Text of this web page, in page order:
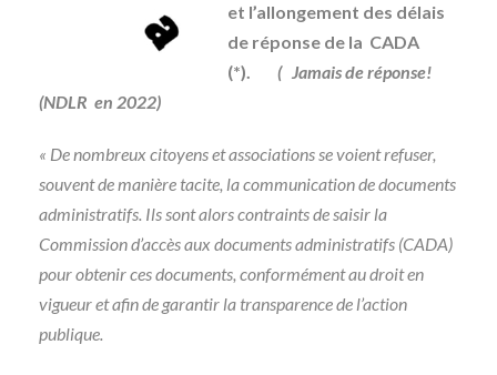
et l’allongement des délais
de réponse de la CADA
(*). ( Jamais de réponse!
(NDLR en 2022)
« De nombreux citoyens et associations se voient refuser,
souvent de manière tacite, la communication de documents
administratifs. Ils sont alors contraints de saisir la
Commission d’accès aux documents administratifs (CADA)
pour obtenir ces documents, conformément au droit en
vigueur et afin de garantir la transparence de l’action
publique.